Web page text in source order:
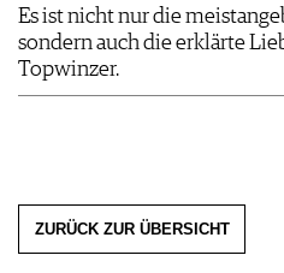
Es ist nicht nur die
sondern auch die erklärte
Topwinzer.
ZURÜCK ZUR ÜBERSICHT